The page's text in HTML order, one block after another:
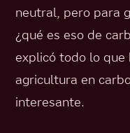
neutral, pero para
¿qué es eso de
explicó todo lo que
agricultura en
interesante.